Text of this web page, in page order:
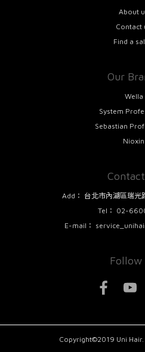
About
Contact
Find a
Our
Wella
System
Sebastian
Nioxin
Add： 台北市內湖區瑞光
Tel： 02-
E-mail：
Follow
Copyright©2019 Uni